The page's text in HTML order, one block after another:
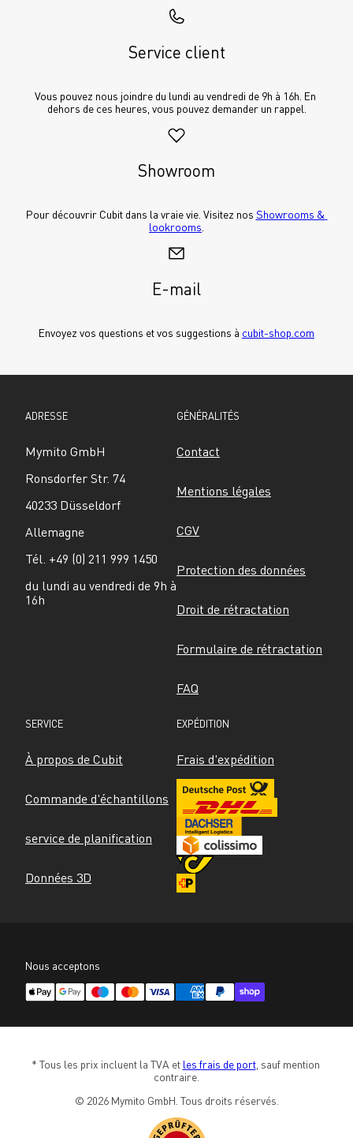
Service client
Vous pouvez nous joindre du lundi au vendredi de 9h à 16h. En
dehors de ces heures, vous pouvez demander un rappel.
Showroom
Pour découvrir Cubit dans la vraie vie. Visitez nos Showrooms &
lookrooms
E-mail
Envoyez vos questions et vos suggestions à cubit-shop.com
ADRESSE
Mymito GmbH
Ronsdorfer Str. 74
40233 Düsseldorf
Allemagne
Tél. +49 (0) 211 999 1450
du lundi au vendredi de 9h à
16h
GÉNÉRALITÉS
Contact
Mentions légales
CGV
Protection des données
Droit de rétractation
Formulaire de rétractation
FAQ
SERVICE
À propos de Cubit
Commande d'échantillons
service de planification
Données 3D
EXPÉDITION
Frais d'expédition
Nous acceptons
* Tous les prix incluent la TVA et les frais de port, sauf mention
contraire.
© 2026 Mymito GmbH. Tous droits réservés.